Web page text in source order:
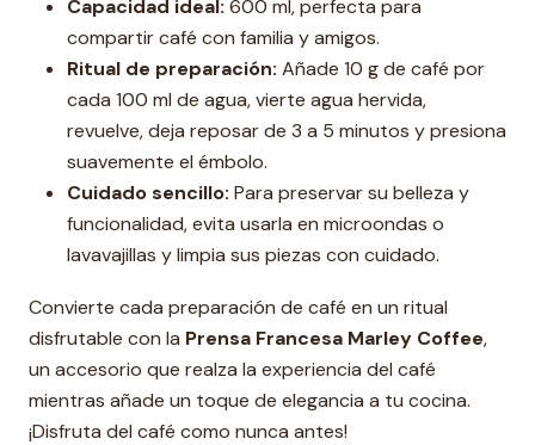
Capacidad ideal: 600 ml, perfecta para
compartir café con familia y amigos.
Ritual de preparación: Añade 10 g de café por
cada 100 ml de agua, vierte agua hervida,
revuelve, deja reposar de 3 a 5 minutos y presiona
suavemente el émbolo.
Cuidado sencillo: Para preservar su belleza y
funcionalidad, evita usarla en microondas o
lavavajillas y limpia sus piezas con cuidado.
Convierte cada preparación de café en un ritual
disfrutable con la Prensa Francesa Marley Coffee,
un accesorio que realza la experiencia del café
mientras añade un toque de elegancia a tu cocina.
¡Disfruta del café como nunca antes!